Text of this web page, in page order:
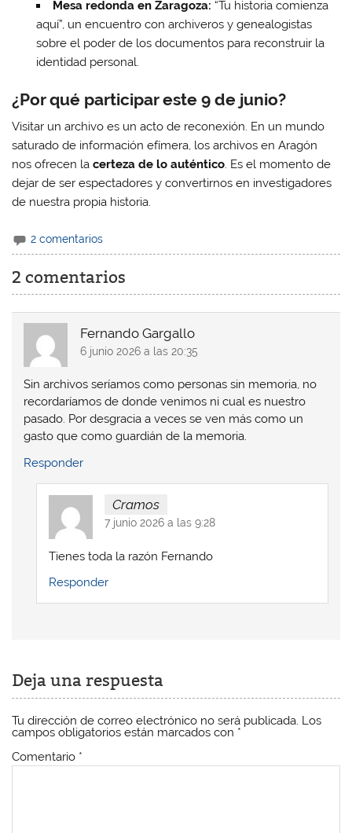
Mesa redonda en Zaragoza: “Tu historia comienza
aquí”, un encuentro con archiveros y genealogistas
sobre el poder de los documentos para reconstruir la
identidad personal.
¿Por qué participar este 9 de junio?
Visitar un archivo es un acto de reconexión. En un mundo
saturado de información efímera, los archivos en Aragón
nos ofrecen lacerteza de lo auténtico. Es el momento de
dejar de ser espectadores y convertirnos en investigadores
de nuestra propia historia.
2 comentarios
2 comentarios
Fernando Gargallo
6 junio 2026 a las 20:35
Sin archivos seríamos como personas sin memoria, no
recordaríamos de donde venimos ni cual es nuestro
pasado. Por desgracia a veces se ven más como un
gasto que como guardián de la memoria.
Responder
Cramos
7 junio 2026 a las 9:28
Tienes toda la razón Fernando
Responder
Deja una respuesta
Tu dirección de correo electrónico no será publicada. Los
campos obligatorios están marcados con *
Comentario *